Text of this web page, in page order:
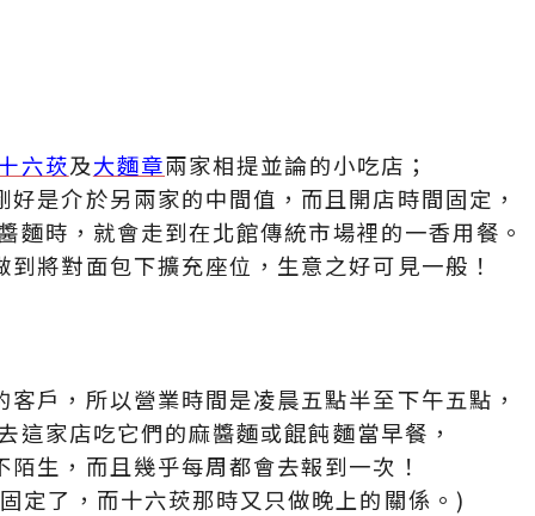
六莰及大麵章兩家相提並論的小吃店；
是介於另兩家的中間值，而且開店時間固定，
時，就會走到在北館傳統市場裡的一香用餐。
將對面包下擴充座位，生意之好可見一般！
戶，所以營業時間是凌晨五點半至下午五點，
家店吃它們的麻醬麵或餛飩麵當早餐，
生，而且幾乎每周都會去報到一次！
定了，而十六莰那時又只做晚上的關係。)